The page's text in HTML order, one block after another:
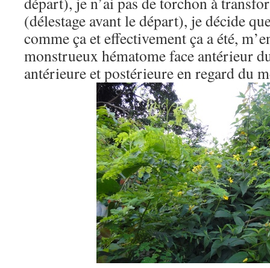
(délestage avant le départ), je décide
comme ça et effectivement ça a été,
monstrueux hématome face antérieur
antérieure et postérieure en regard du